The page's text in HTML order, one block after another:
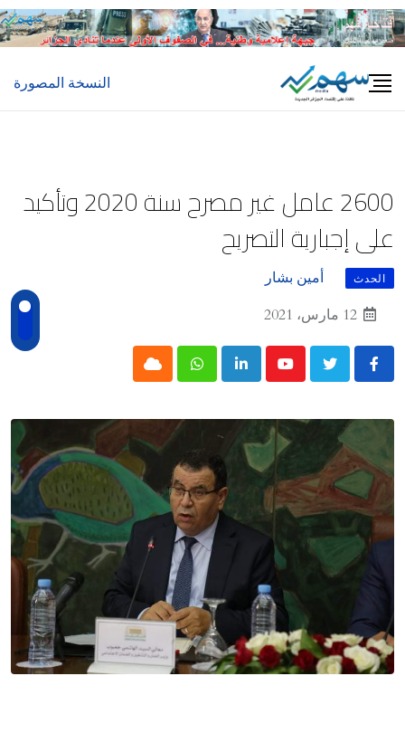
Skip
to
النسخة المصورة
2600 عامل غير مصرح سنة 2020 وتأكيد
على إجبارية التصريح
الحدث
أمين بشار
12 مارس، 2021
Youtube
LinkedIn
Whatsapp
Cloud